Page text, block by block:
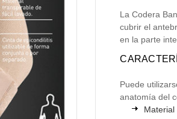
La Codera
cubrir el
en la parte
Puede
anatomía del
Material